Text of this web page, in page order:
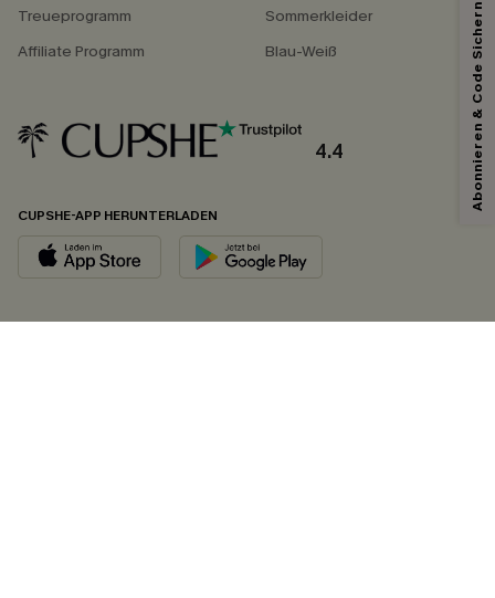
Treueprogramm
Affiliate Programm
Sommerkleider
Blau-Weiß
4.4
CUPSHE-APP HERUNTERLADEN
Abonnieren & Code Sichern